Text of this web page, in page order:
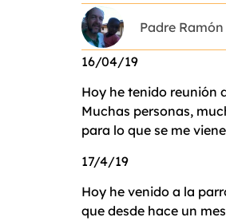
Padre
16/04/19
Hoy he tenido reunión
Muchas personas,
para lo que se me
17/4/19
Hoy he venido a la
que desde hace un